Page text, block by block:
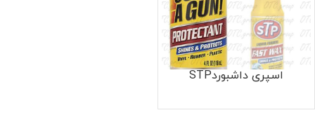
اسپری داشبوردSTP